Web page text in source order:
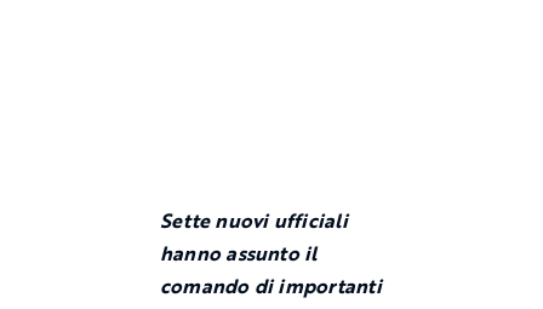
Sette nuovi ufficiali
hanno assunto il
comando di importanti